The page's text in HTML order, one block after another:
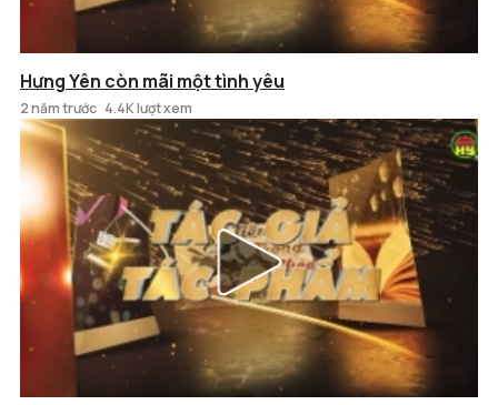
Hưng Yên còn mãi một tình yêu
2 năm trước 4.4K lượt xem